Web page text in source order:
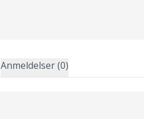
Anmeldelser (0)